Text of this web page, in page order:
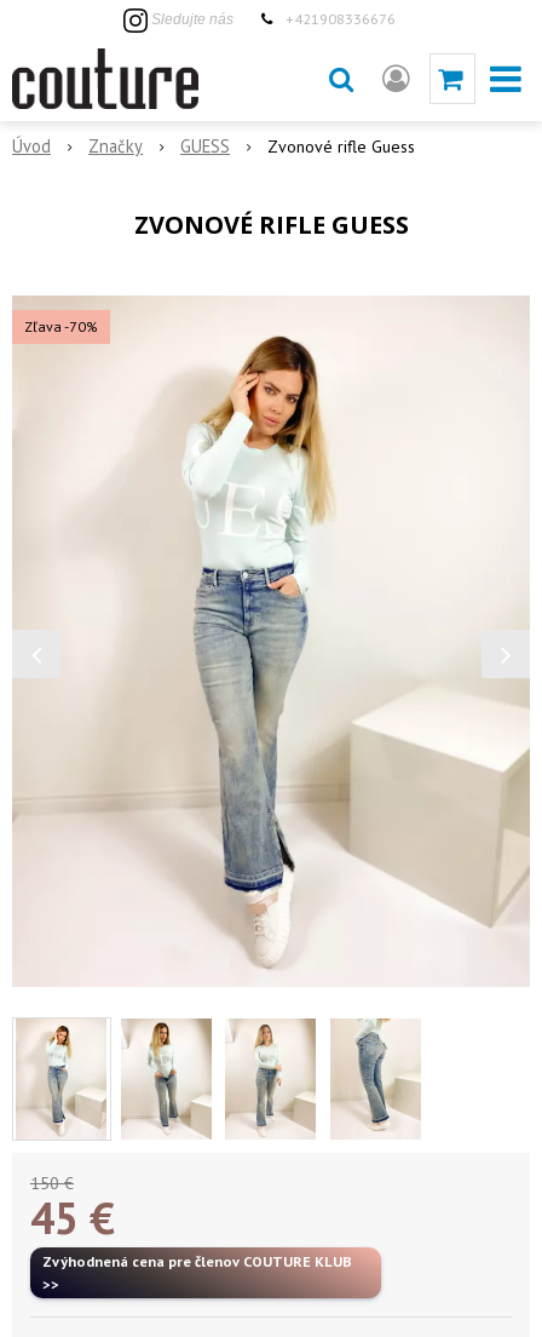
Sledujte nás +421908336676
Úvod Značky GUESS Zvonové rifle Guess
ZVONOVÉ RIFLE GUESS
Zľava -70%
150 €
45 €
Zvýhodnená cena pre členov COUTURE KLUB
>>